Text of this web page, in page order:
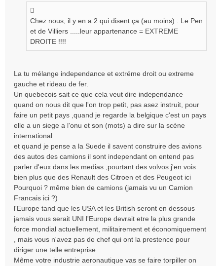
u
Chez nous, il y en a 2 qui disent ça (au moins) : Le Pen
et de Villiers .....leur appartenance = EXTREME
DROITE !!!!
La tu mélange independance et extréme droit ou extreme
gauche et rideau de fer.
Un quebecois sait ce que cela veut dire independance
quand on nous dit que l'on trop petit, pas asez instruit, pour
faire un petit pays ,quand je regarde la belgique c'est un pays
elle a un siege a l'onu et son (mots) a dire sur la scéne
international
et quand je pense a la Suede il savent construire des avions
des autos des camions il sont independant on entend pas
parler d'eux dans les medias ,pourtant des volvos j'en vois
bien plus que des Renault des Citroen et des Peugeot ici
Pourquoi ? même bien de camions (jamais vu un Camion
Francais ici ?)
l'Europe tand que les USA et les British seront en dessous
jamais vous serait UNI l'Europe devrait etre la plus grande
force mondial actuellement, militairement et économiquement
, mais vous n'avez pas de chef qui ont la prestence pour
diriger une telle entreprise
Même votre industrie aeronautique vas se faire torpiller on